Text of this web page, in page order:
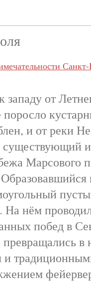
Санкт-
от
поросло
и от реки
Марсового
нём
побед в
в